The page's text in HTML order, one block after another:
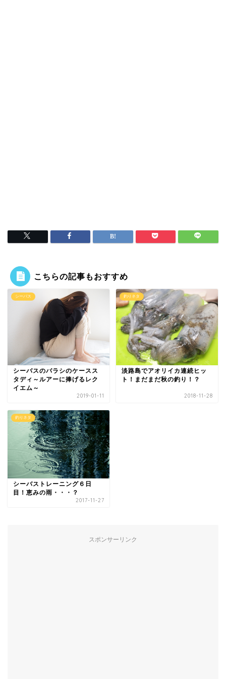
こちらの記事もおすすめ
シーバス
シーバスのバラシのケースス
タディ～ルアーに捧げるレク
イエム～
2019-01-11
釣りネタ
淡路島でアオリイカ連続ヒッ
ト！まだまだ秋の釣り！？
2018-11-28
釣りネタ
シーバストレーニング６日
目！恵みの雨・・・？
2017-11-27
スポンサーリンク